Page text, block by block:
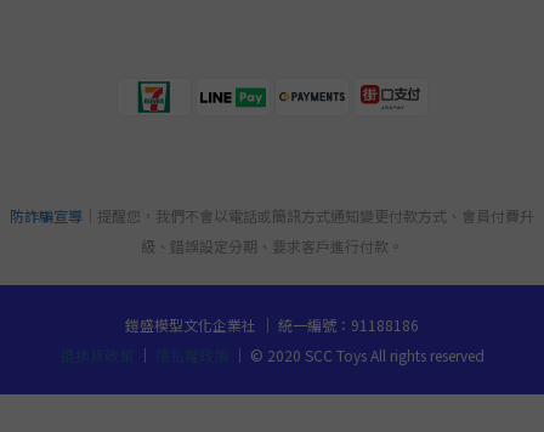
防詐騙宣導 ｜提醒您，我們不會以電話或簡訊方式通知變更付款方式、會員付費升
級、錯誤設定分期、要求客戶進行付款。
鎧盛模型文化企業社 ｜ 統一編號：91188186
｜ ｜ © 2020 SCC Toys All rights reserved